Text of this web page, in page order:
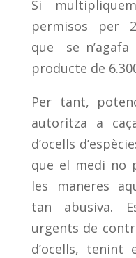
Si
permisos per
que se
producte de
Per tant,
autoritza a
d’ocells
que el medi no
les maneres
tan abusiva.
urgents de
d’ocells, tenint